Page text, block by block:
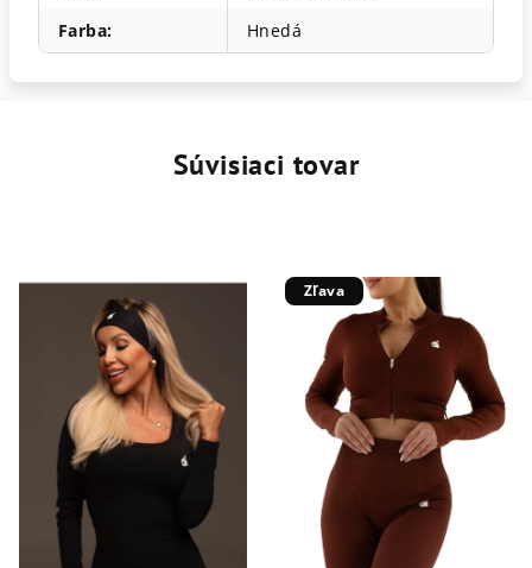
Farba: Hnedá
Súvisiaci tovar
Zľava